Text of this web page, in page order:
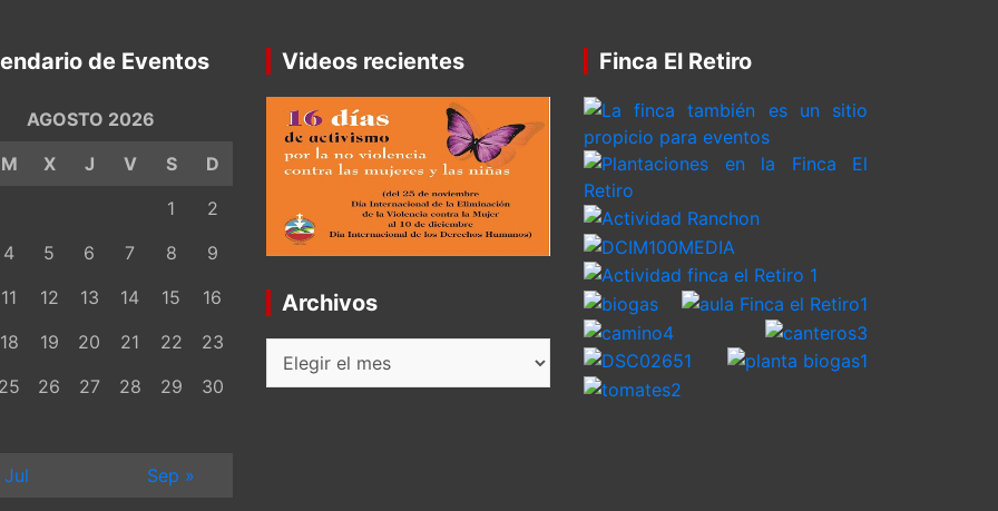
de Eventos
AGOSTO 2026
M X J V S
D
1
2
4 5 6 7 8
9
11 12 13 14 15
16
18 19 20 21 22
23
25 26 27 28 29
30
Jul
Sep »
Videos recientes
Archivos
Finca El Retiro